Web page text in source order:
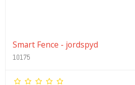
Smart Fence - jordspyd
10175